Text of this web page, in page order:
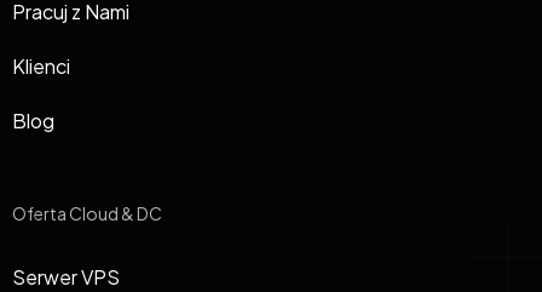
Pracuj z Nami
Klienci
Blog
Oferta Cloud & DC
Serwer VPS